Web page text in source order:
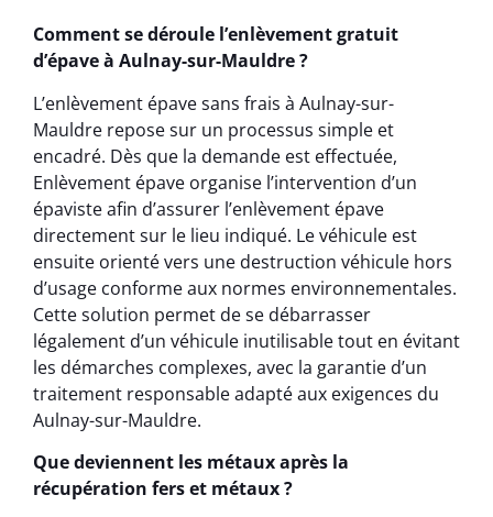
Comment se déroule l’enlèvement gratuit
d’épave à Aulnay-sur-Mauldre ?
L’enlèvement épave sans frais à Aulnay-sur-
Mauldre repose sur un processus simple et
encadré. Dès que la demande est effectuée,
Enlèvement épave organise l’intervention d’un
épaviste afin d’assurer l’enlèvement épave
directement sur le lieu indiqué. Le véhicule est
ensuite orienté vers une destruction véhicule hors
d’usage conforme aux normes environnementales.
Cette solution permet de se débarrasser
légalement d’un véhicule inutilisable tout en évitant
les démarches complexes, avec la garantie d’un
traitement responsable adapté aux exigences du
Aulnay-sur-Mauldre.
Que deviennent les métaux après la
récupération fers et métaux ?